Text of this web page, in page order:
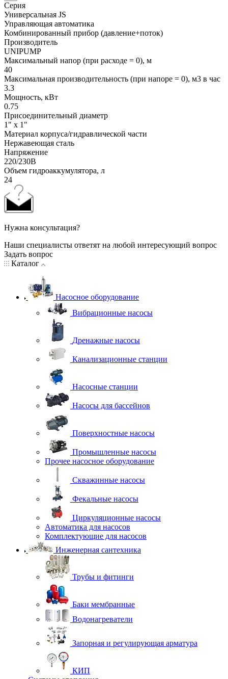
Серия
Универсальная JS
Управляющая автоматика
Комбинированный прибор (давление+поток)
Производитель
UNIPUMP
Максимальный напор (при расходе = 0), м
40
Максимальная производительность (при напоре = 0), м3 в час
3.3
Мощность, кВт
0.75
Присоединительный диаметр
1" x 1"
Материал корпуса/гидравлической части
Нержавеющая сталь
Напряжение
220/230В
Объем гидроаккумулятора, л
24
Нужна консультация?
Наши специалисты ответят на любой интересующий вопрос
Задать вопрос
Каталог
Насосное оборудование
Вибрационные насосы
Дренажные насосы
Канализационные станции
Насосные станции
Насосы для бассейнов
Поверхностные насосы
Промышленные насосы
Прочее насосное оборудование
Скважинные насосы
Фекальные насосы
Циркуляционные насосы
Автоматика для насосов
Комплектующие для насосов
Инженерная сантехника
Трубы и фитинги
Баки мембранные
Водонагреватели
Запорная и регулирующая арматура
КИП